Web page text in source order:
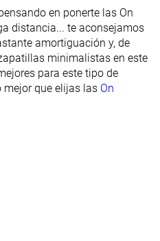
Alta Media
Media Media
Ancha Media
en ponerte las On
distancia... te aconsejamos
amortiguación y, de
minimalistas en este
para este tipo de
mejor que elijas las On